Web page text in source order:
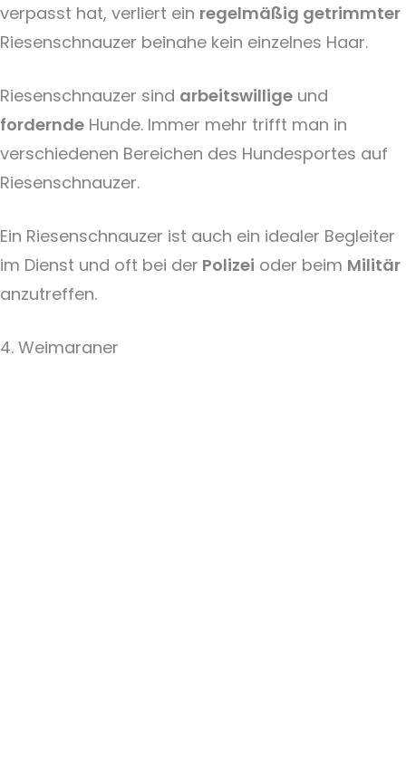
verpasst hat, verliert ein regelmäßig getrimmter
Riesenschnauzer beinahe kein einzelnes Haar.
Riesenschnauzer sind arbeitswillige und
fordernde Hunde. Immer mehr trifft man in
verschiedenen Bereichen des Hundesportes auf
Riesenschnauzer.
Ein Riesenschnauzer ist auch ein idealer Begleiter
im Dienst und oft bei der Polizei oder beim Militär
anzutreffen.
4. Weimaraner